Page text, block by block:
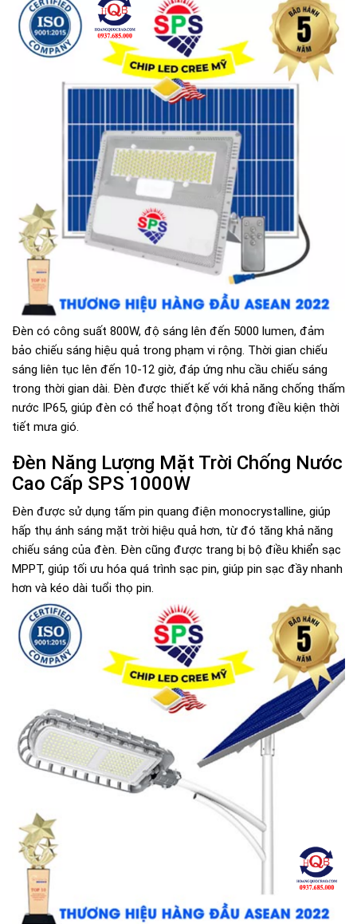
Đèn có công suất 800W, độ sáng lên đến 5000 lumen, đảm
bảo chiếu sáng hiệu quả trong phạm vi rộng. Thời gian chiếu
sáng liên tục lên đến 10-12 giờ, đáp ứng nhu cầu chiếu sáng
trong thời gian dài. Đèn được thiết kế với khả năng chống thấm
nước IP65, giúp đèn có thể hoạt động tốt trong điều kiện thời
tiết mưa gió.
Đèn Năng Lượng Mặt Trời Chống Nước
Cao Cấp SPS 1000W
Đèn được sử dụng tấm pin quang điện monocrystalline, giúp
hấp thụ ánh sáng mặt trời hiệu quả hơn, từ đó tăng khả năng
chiếu sáng của đèn. Đèn cũng được trang bị bộ điều khiển sạc
MPPT, giúp tối ưu hóa quá trình sạc pin, giúp pin sạc đầy nhanh
hơn và kéo dài tuổi thọ pin.